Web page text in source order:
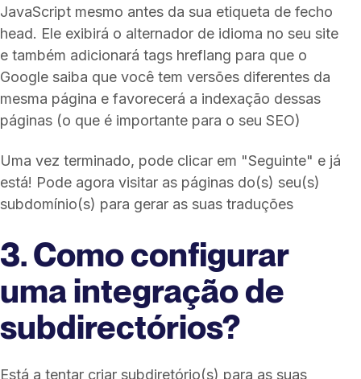
JavaScript mesmo antes da sua etiqueta de fecho
head. Ele exibirá o alternador de idioma no seu site
e também adicionará tags hreflang para que o
Google saiba que você tem versões diferentes da
mesma página e favorecerá a indexação dessas
páginas (o que é importante para o seu SEO)
Uma vez terminado, pode clicar em "Seguinte" e já
está! Pode agora visitar as páginas do(s) seu(s)
subdomínio(s) para gerar as suas traduções
3. Como configurar
uma integração de
subdirectórios?
Está a tentar criar subdiretório(s) para as suas